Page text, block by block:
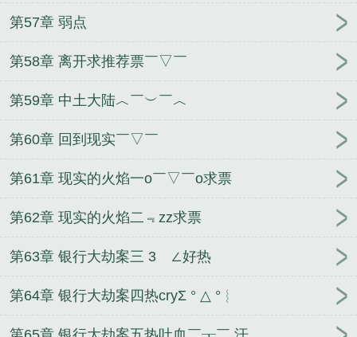
第57章 弱点
第58章 离开求推荐票￣▽￣
第59章 中土大陆︿￣︶￣︿
第60章 回到现实￣▽￣
第61章 现实的火焰一o￣▽￣o求票
第62章 现实的火焰二﹃zz求票
第63章 银行大劫案三 3ゝ∠好热
第64章 银行大劫案四热cryΣ ° △ °︴